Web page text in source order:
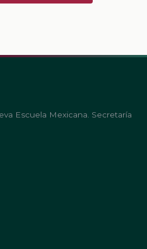
Escuela Mexicana. Secretaría